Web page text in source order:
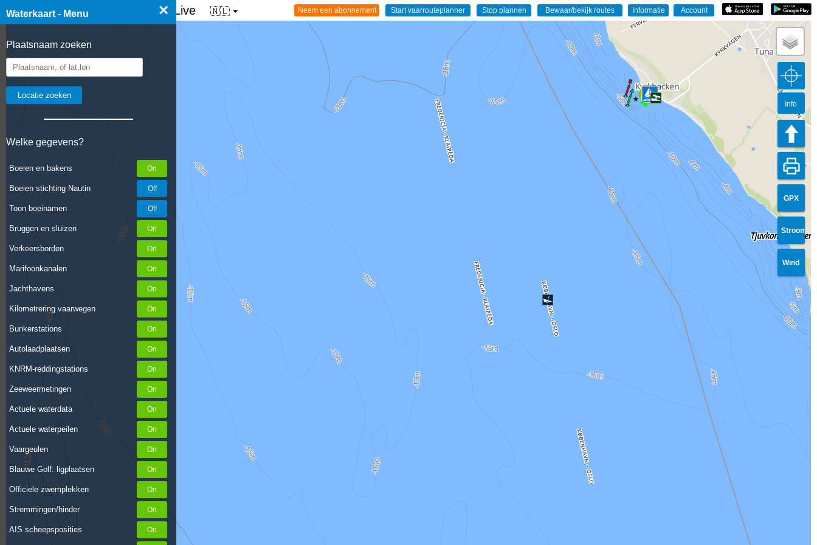
Waterkaart - Menu ×
Plaatsnaam zoeken
Welke gegevens?
Boeien en bakens
Boeien stichting Nautin
Toon boeinamen
Bruggen en sluizen
Verkeersborden
Marifoonkanalen
Jachthavens
Kilometrering vaarwegen
Bunkerstations
Autolaadplaatsen
KNRM-reddingstations
Zeeweermetingen
Actuele waterdata
Actuele waterpeilen
Vaargeulen
Blauwe Golf: ligplaatsen
Officiele zwemplekken
Stremmingen/hinder
AIS scheepsposities
☰ Waterkaart van Nederland - Live 🇳🇱
GPX
Stroom
Wind
Info